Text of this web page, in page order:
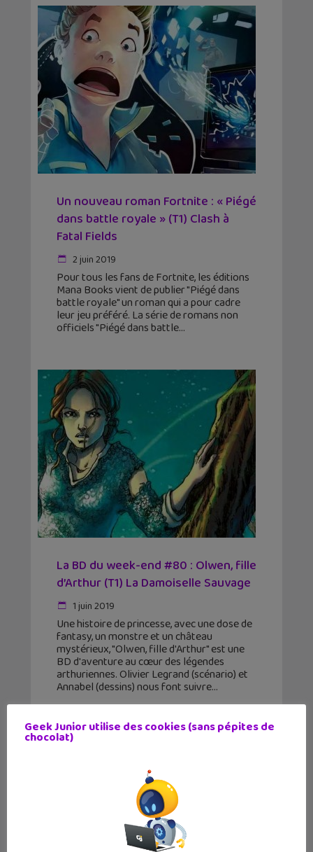
Un nouveau roman Fortnite : « Piégé
dans battle royale » (T1) Clash à
Fatal Fields
2 juin 2019
Pour tous les fans de Fortnite, les éditions
Mana Books vient de publier "Piégé dans
battle royale" un roman qui a pour cadre
leur jeu préféré. La série de romans non
officiels "Piégé dans battle
La BD du week-end #80 : Olwen, fille
d’Arthur (T1) La Damoiselle Sauvage
1 juin 2019
Une histoire de princesse, avec une dose de
fantasy, un monstre et un château
mystérieux, "Olwen, fille d'Arthur" est une
BD d'aventure au cœur des légendes
arthuriennes. Olivier Legrand (scénario) et
Annabel (dessins) nous font suivre
Geek Junior utilise des cookies (sans pépites de
chocolat)